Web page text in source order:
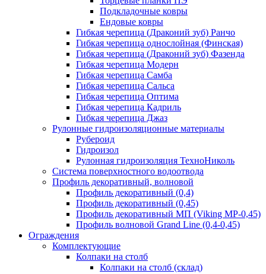
Подкладочные ковры
Ендовые ковры
Гибкая черепица (Драконий зуб) Ранчо
Гибкая черепица однослойная (Финская)
Гибкая черепица (Драконий зуб) Фазенда
Гибкая черепица Модерн
Гибкая черепица Самба
Гибкая черепица Сальса
Гибкая черепица Оптима
Гибкая черепица Кадриль
Гибкая черепица Джаз
Рулонные гидроизоляционные материалы
Рубероид
Гидроизол
Рулонная гидроизоляция ТехноНиколь
Система поверхностного водоотвода
Профиль декоративный, волновой
Профиль декоративный (0,4)
Профиль декоративный (0,45)
Профиль декоративный МП (Viking MP-0,45)
Профиль волновой Grand Line (0,4-0,45)
Ограждения
Комплектующие
Колпаки на столб
Колпаки на столб (склад)